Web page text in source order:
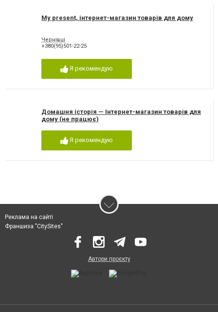
My present, інтернет-магазин товарів для дому
Чернівці
+380(95)501-22-25
Я рекомендую
Домашня історія — Інтернет-магазин товарів для
дому (не працює)
Я рекомендую
Реклама на сайті
Франшиза "CitySites"
Автори проєкту